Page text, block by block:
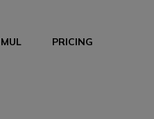
PRICING